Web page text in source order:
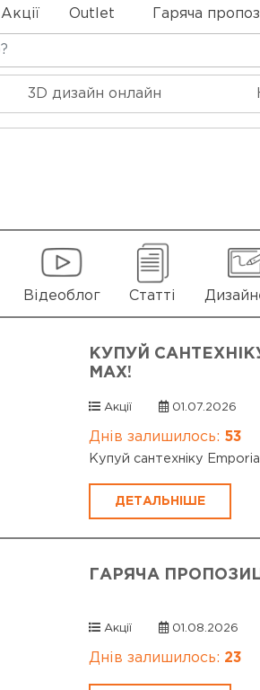
Акції Outlet Гаряча
3D дизайн онлайн
Відеоблог Статті
КУПУЙ
MAX!
Акції 01.07.2026
Днів залишилось: 53
Купуй сантехніку
ДЕТАЛЬНІШЕ
ГАРЯЧА
Акції 01.08.2026
Днів залишилось: 23